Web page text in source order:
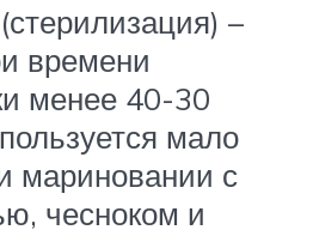
–
времени
менее 40-30
мало
мариновании с
чесноком и